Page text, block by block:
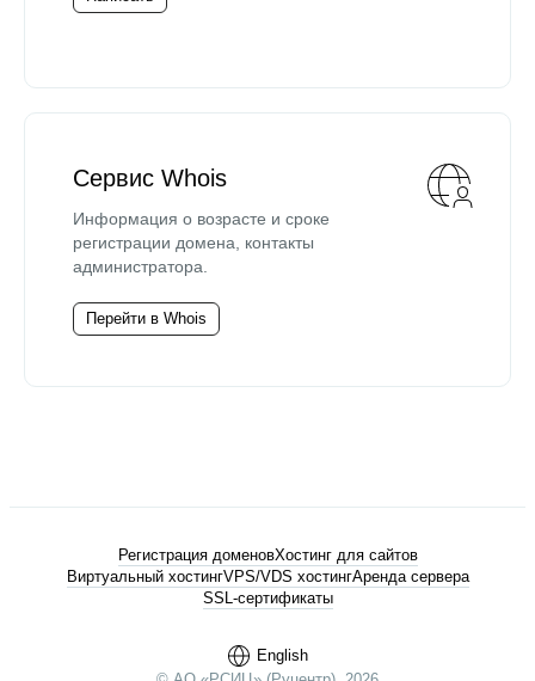
Сервис Whois
Информация о возрасте и сроке
регистрации домена, контакты
администратора.
Перейти в Whois
English
Регистрация доменовХостинг для сайтов
Виртуальный хостингVPS/VDS хостингАренда сервера
SSL-сертификаты